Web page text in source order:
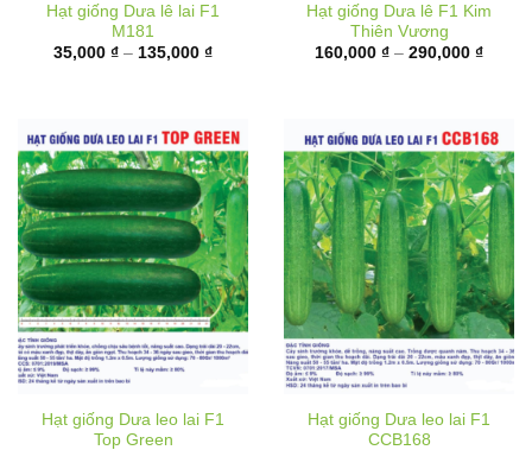
Hạt giống Dưa lê lai F1
M181
35,000 ₫ – 135,000 ₫Khoảng
135,000 ₫
Hạt giống Dưa lê F1 Kim
Thiên Vương
160,000 ₫ – 290,000 ₫
Hạt giống Dưa leo lai F1
Top Green
Hạt giống Dưa leo lai F1
CCB168